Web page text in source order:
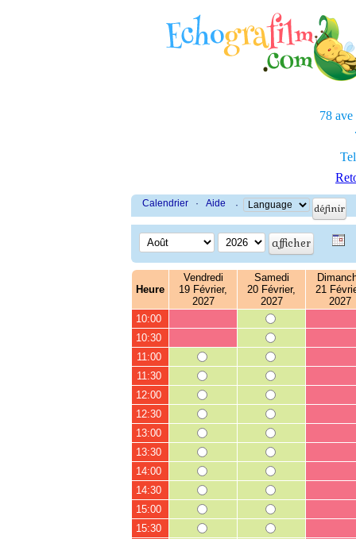
78 ave
Calendrier · Aide ·
Heure
Vendredi
19 Février,
2027
Samedi
20 Février,
2027
21
2027
10:00
10:30
11:00
11:30
12:00
12:30
13:00
13:30
14:00
14:30
15:00
15:30